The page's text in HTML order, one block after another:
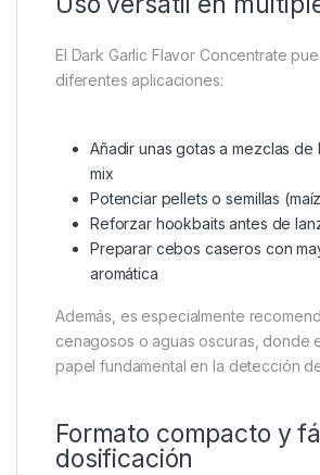
El Dark Garlic Flavor Concentrate
diferentes aplicaciones:
Añadir unas gotas a mezclas de
mix
Potenciar pellets o semillas
Reforzar hookbaits antes de
Preparar cebos caseros con
aromática
Además, es especialmente
cenagosos o aguas oscuras, donde
papel fundamental en la detección
Formato compacto y
dosificación